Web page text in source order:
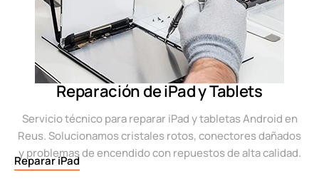
Reparación de iPad y Tablets
Servicio técnico para reparar iPad y tabletas Android en
Reus. Solucionamos cristales rotos, conectores dañados
y problemas de encendido con repuestos de alta calidad.
Reparar iPad